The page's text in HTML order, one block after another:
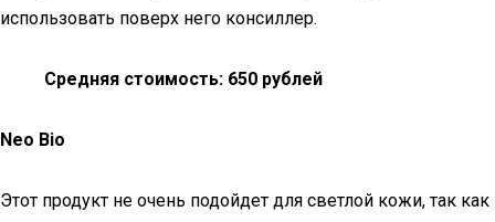
использовать поверх него консиллер.
Средняя стоимость: 650 рублей
Neo Bio
Этот продукт не очень подойдет для светлой кожи, так как